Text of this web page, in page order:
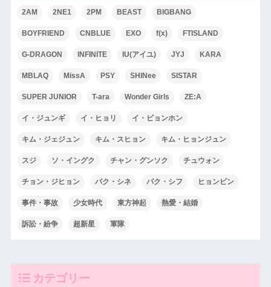
2AM 2NE1 2PM BEAST BIGBANG
BOYFRIEND CNBLUE EXO f(x) FTISLAND
G-DRAGON INFINITE IU(アイユ) JYJ KARA
MBLAQ MissA PSY SHINee SISTAR
SUPER JUNIOR T-ara Wonder Girls ZE:A
イ・ジュンギ イ・ヒョリ イ・ビョンホン
キム・ジェジュン キム・スヒョン キム・ヒョンジュン
スジ ソ・イングク チャン・グンソク チュウォン
チョン・ジヒョン パク・シネ パク・シフ ヒョンビン
事件・事故 少女時代 東方神起 熱愛・結婚
訴訟・紛争 超新星 軍隊
カテゴリー